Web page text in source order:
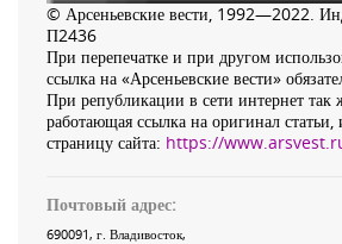
© Арсеньевские вести, 1992—2022.
П2436
При перепечатке и при другом
ссылка на «Арсеньевские вести»
При републикации в сети интернет так
работающая ссылка на оригинал
страницу сайта: https://
Почтовый адрес:
690091, г. Владивосток,